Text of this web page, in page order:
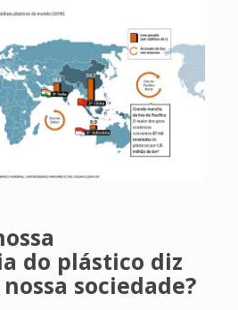
do plástico diz
sociedade?